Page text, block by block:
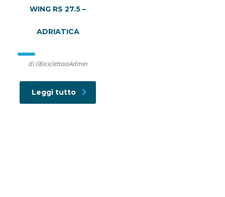
WING RS 27.5 –
ADRIATICA
di IlBiciclettaioAdmin
Leggi tutto